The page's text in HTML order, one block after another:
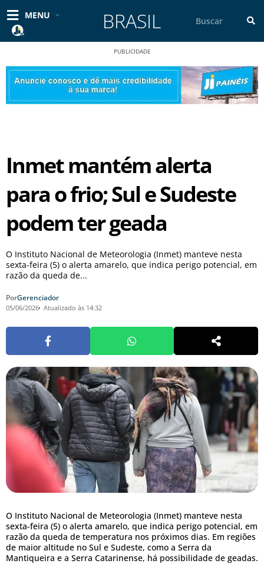
para
conteúdo
MENU BRASIL
PUBLICIDADE
Inmet mantém alerta
para o frio; Sul e Sudeste
podem ter geada
O Instituto Nacional de Meteorologia (Inmet) manteve nesta
sexta-feira (5) o alerta amarelo, que indica perigo potencial, em
razão da queda de...
PorGerenciador
05/06/2026 Atualizado às 14:32
O Instituto Nacional de Meteorologia (Inmet) manteve nesta
sexta-feira (5) o alerta amarelo, que indica perigo potencial, em
razão da queda de temperatura nos próximos dias. Em regiões
de maior altitude no Sul e Sudeste, como a Serra da
Mantiqueira e a Serra Catarinense, há possibilidade de geadas.